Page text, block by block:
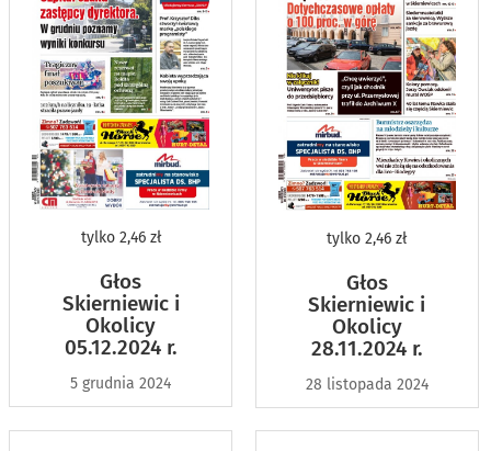
tylko2,46 zł
Głos
Skierniewic i
Okolicy
05.12.2024 r.
5 grudnia 2024
tylko 2,46 zł
Głos
Skierniewic i
Okolicy
28.11.2024 r.
28 listopada 2024